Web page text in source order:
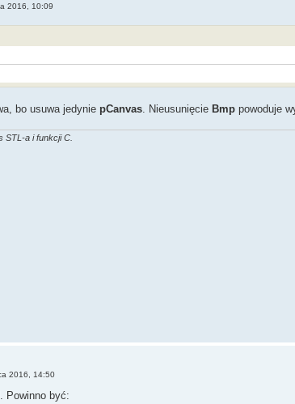
2016, 10:09
bo usuwa jedynie pCanvas . Nieusunięcie Bmp powoduje
STL-a i funkcji C.
2016, 14:50
Powinno być: